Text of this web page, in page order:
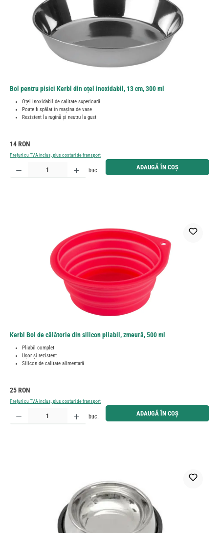
Bol pentru pisici Kerbl din oțel inoxidabil, 13 cm, 300 ml
Oțel inoxidabil de calitate superioară
Poate fi spălat în mașina de vase
Rezistent la rugină și neutru la gust
Preț obișnuit:
14 RON
Prețuri cu TVA inclus, plus costuri de transport
Cantitate produs: Introduceți cantitatea dorită sau utilizați butoanele pentru a mări sau micșora
buc. ADAUGĂ ÎN COȘ
Kerbl Bol de călătorie din silicon pliabil, zmeură, 500 ml
Pliabil complet
Ușor și rezistent
Silicon de calitate alimentară
Preț obișnuit:
25 RON
Prețuri cu TVA inclus, plus costuri de transport
Cantitate produs: Introduceți cantitatea dorită sau utilizați butoanele pentru a mări sau micșora
buc. ADAUGĂ ÎN COȘ